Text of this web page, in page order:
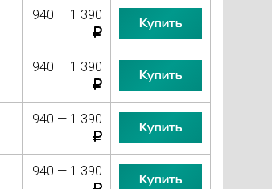
940 — 1 390
Купить
940 — 1 390
Купить
940 — 1 390
Купить
940 — 1 390
Купить